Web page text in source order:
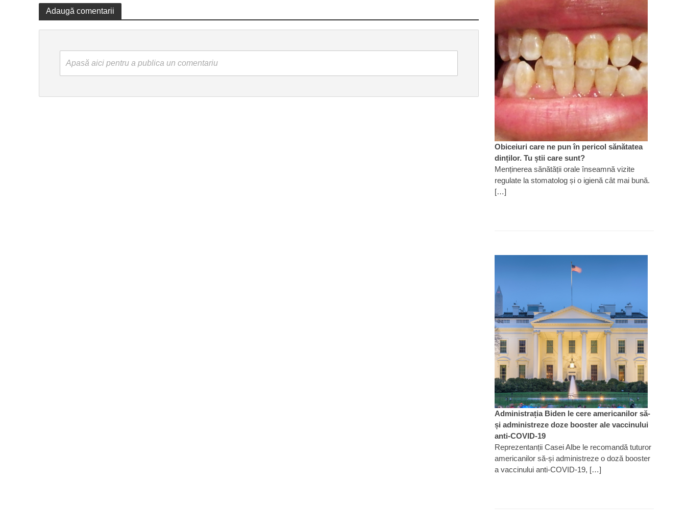
Adaugă comentarii
Apasă aici pentru a publica un comentariu
Obiceiuri care ne pun în pericol sănătatea
dinților. Tu știi care sunt?
Menținerea sănătății orale înseamnă vizite
regulate la stomatolog și o igienă cât mai bună.
[…]
Administrația Biden le cere americanilor să-
și administreze doze booster ale vaccinului
anti-COVID-19
Reprezentanții Casei Albe le recomandă tuturor
americanilor să-și administreze o doză booster
a vaccinului anti-COVID-19, […]